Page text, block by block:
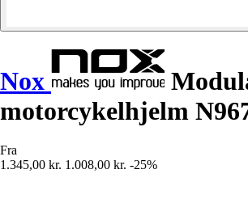
Nox
motorcykelhjelm
Fra
1.345,00 kr. 1.008,00 kr. -25%